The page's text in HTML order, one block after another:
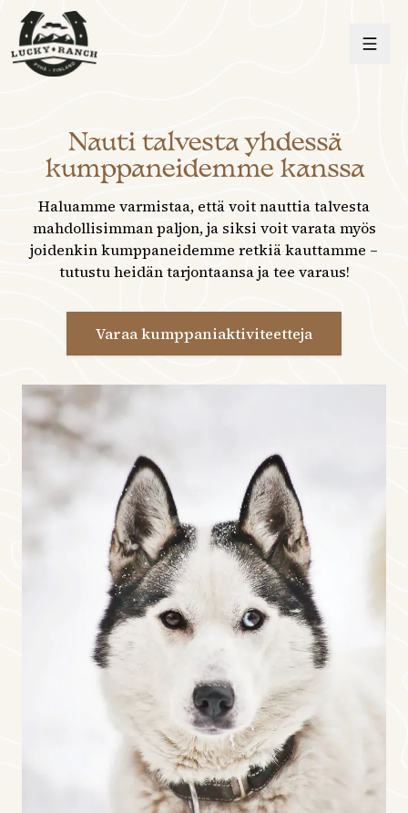
Lucky Ranch
Nauti talvesta yhdessä
kumppaneidemme kanssa
Haluamme varmistaa, että voit nauttia talvesta
mahdollisimman paljon, ja siksi voit varata myös
joidenkin kumppaneidemme retkiä kauttamme –
tutustu heidän tarjontaansa ja tee varaus!
Varaa kumppaniaktiviteetteja